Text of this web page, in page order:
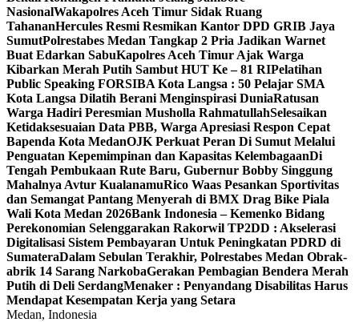
NasionalWakapolres Aceh Timur Sidak Ruang
TahananHercules Resmi Resmikan Kantor DPD GRIB Jaya
SumutPolrestabes Medan Tangkap 2 Pria Jadikan Warnet
Buat Edarkan SabuKapolres Aceh Timur Ajak Warga
Kibarkan Merah Putih Sambut HUT Ke – 81 RIPelatihan
Public Speaking FORSIBA Kota Langsa : 50 Pelajar SMA
Kota Langsa Dilatih Berani Menginspirasi DuniaRatusan
Warga Hadiri Peresmian Musholla RahmatullahSelesaikan
Ketidaksesuaian Data PBB, Warga Apresiasi Respon Cepat
Bapenda Kota MedanOJK Perkuat Peran Di Sumut Melalui
Penguatan Kepemimpinan dan Kapasitas KelembagaanDi
Tengah Pembukaan Rute Baru, Gubernur Bobby Singgung
Mahalnya Avtur KualanamuRico Waas Pesankan Sportivitas
dan Semangat Pantang Menyerah di BMX Drag Bike Piala
Wali Kota Medan 2026Bank Indonesia – Kemenko Bidang
Perekonomian Selenggarakan Rakorwil TP2DD : Akselerasi
Digitalisasi Sistem Pembayaran Untuk Peningkatan PDRD di
SumateraDalam Sebulan Terakhir, Polrestabes Medan Obrak-
abrik 14 Sarang NarkobaGerakan Pembagian Bendera Merah
Putih di Deli SerdangMenaker : Penyandang Disabilitas Harus
Mendapat Kesempatan Kerja yang Setara
Medan, Indonesia